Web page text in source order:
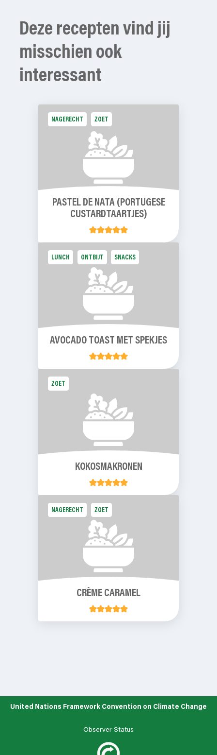
Deze recepten vind jij
misschien ook
interessant
NAGERECHT ZOET
PASTEL DE NATA (PORTUGESE
CUSTARDTAARTJES)
LUNCH ONTBIJT SNACKS
AVOCADO TOAST MET SPEKJES
ZOET
KOKOSMAKRONEN
NAGERECHT ZOET
CRÈME CARAMEL
United Nations Framework Convention on Climate Change
Observer Status